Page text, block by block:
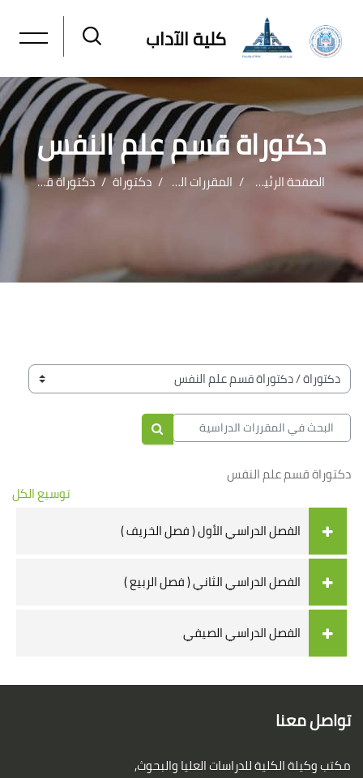
كلية الآداب
دكتوراة قسم علم النفس
الصفحة الرئيسية المقررات الدراسية دكتوراة دكتوراة قسم علم النفس
الكتل
تصنيفات المقررات
البحث في المقررات الدراسية
البحث في المقررات الدراسية
دكتوراة قسم علم النفس
توسيع الكل
الفصل الدراسي الأول ( فصل الخريف )
الفصل الدراسي الثاني ( فصل الربيع )
الفصل الدراسي الصيفي
الكتل
تواصل معنا
مكتب وكيلة الكلية للدراسات العليا والبحوث,